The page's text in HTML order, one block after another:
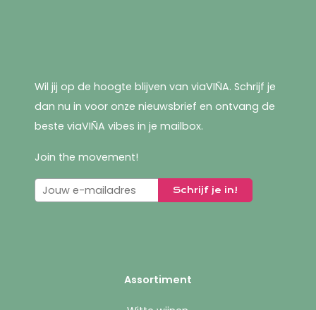
Wil jij op de hoogte blijven van viaVIÑA. Schrijf je
dan nu in voor onze nieuwsbrief en ontvang de
beste viaVIÑA vibes in je mailbox.
Join the movement!
Assortiment